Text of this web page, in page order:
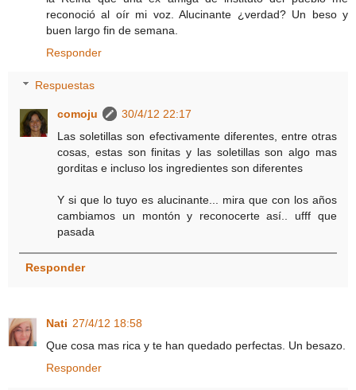
reconoció al oír mi voz. Alucinante ¿verdad? Un beso y
buen largo fin de semana.
Responder
Respuestas
comoju
30/4/12 22:17
Las soletillas son efectivamente diferentes, entre otras
cosas, estas son finitas y las soletillas son algo mas
gorditas e incluso los ingredientes son diferentes
Y si que lo tuyo es alucinante... mira que con los años
cambiamos un montón y reconocerte así.. ufff que
pasada
Responder
Nati 27/4/12 18:58
Que cosa mas rica y te han quedado perfectas. Un besazo.
Responder